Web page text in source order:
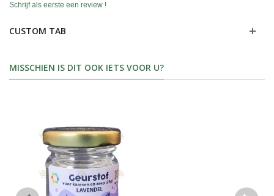
Schrijf als eerste een review !
CUSTOM TAB
MISSCHIEN IS DIT OOK IETS VOOR U?